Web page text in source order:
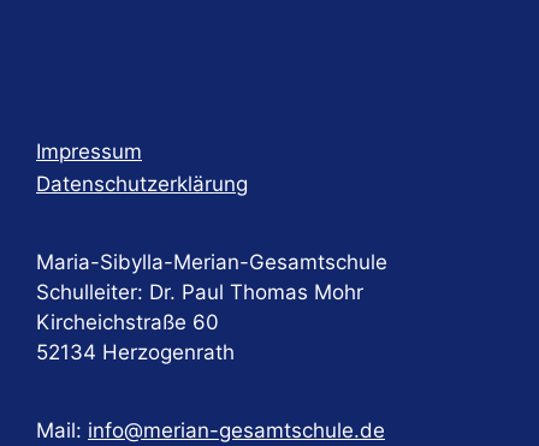
Impressum
Datenschutzerklärung
Maria-Sibylla-Merian-Gesamtschule
Schulleiter: Dr. Paul Thomas Mohr
Kircheichstraße 60
52134 Herzogenrath
Mail: info@merian-gesamtschule.de